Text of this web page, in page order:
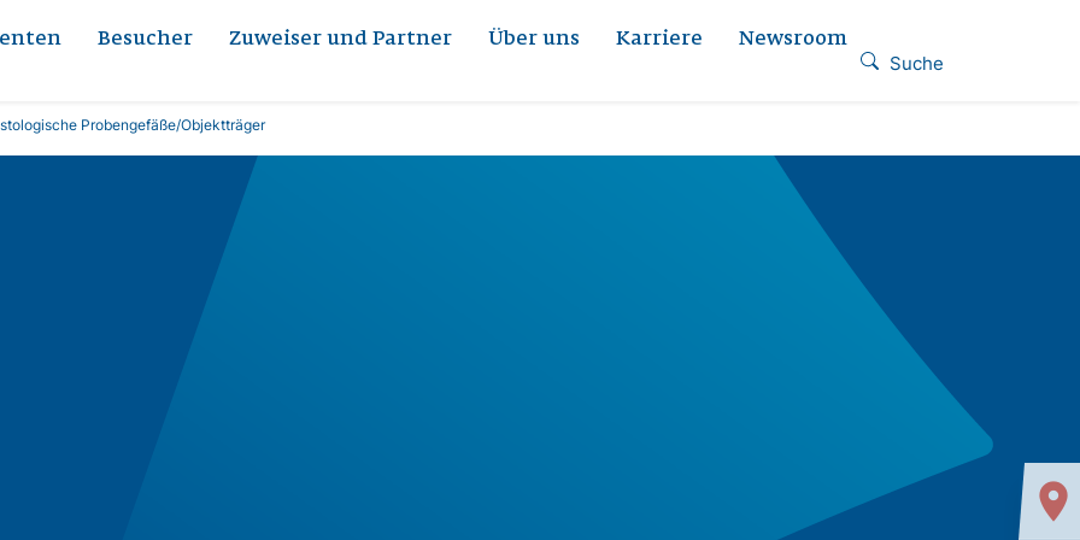
Besucher Zuweiser und Partner Über uns Karriere Newsroom
Suche
Probengefäße/Objektträger
location_on